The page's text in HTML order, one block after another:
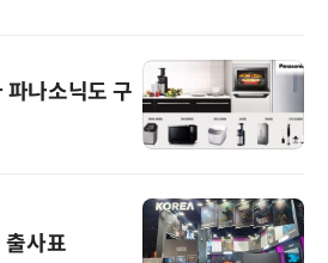
파나소닉도 구
출사표